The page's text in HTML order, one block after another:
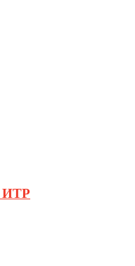
ИТР